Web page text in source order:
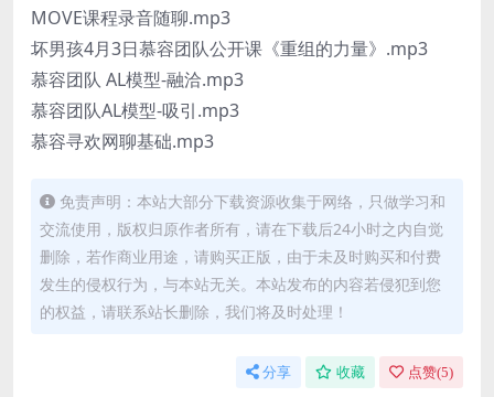
MOVE课程录音随聊.mp3
坏男孩4月3日慕容团队公开课《重组的力量》.mp3
慕容团队 AL模型-融洽.mp3
慕容团队AL模型-吸引.mp3
慕容寻欢网聊基础.mp3
免责声明：本站大部分下载资源收集于网络，只做学习和
交流使用，版权归原作者所有，请在下载后24小时之内自觉
删除，若作商业用途，请购买正版，由于未及时购买和付费
发生的侵权行为，与本站无关。本站发布的内容若侵犯到您
的权益，请联系站长删除，我们将及时处理！
分享 收藏 点赞(5)